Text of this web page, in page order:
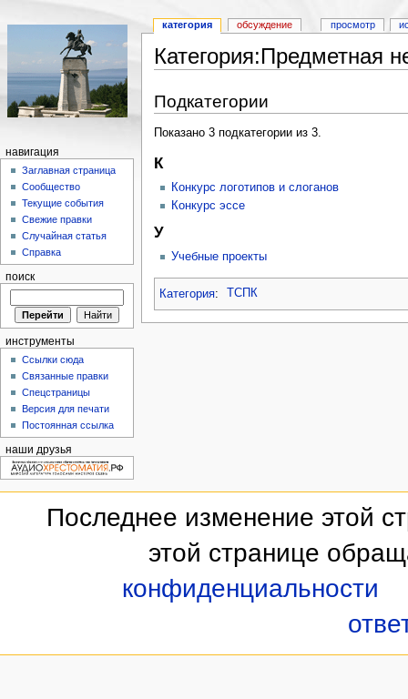
Категория:Предметная
Подкатегории
Показано 3 подкатегории из 3.
К
Конкурс логотипов и слоганов
Конкурс эссе
У
Учебные проекты
Категория: ТСПК
категория обсуждение просмотр
навигация
Заглавная страница
Сообщество
Текущие события
Свежие правки
Случайная статья
Справка
поиск
инструменты
Ссылки сюда
Связанные правки
Спецстраницы
Версия для печати
Постоянная ссылка
наши друзья
Последнее изменение этой
этой странице
конфиденциальности